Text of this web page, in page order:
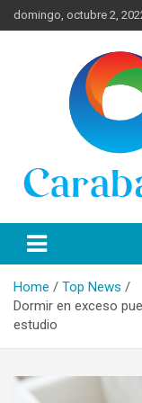
Skip
to
domingo, octubre 2,
Portal de
Carabayllo
información turística
Home
Top News
Dormir en exceso
estudio